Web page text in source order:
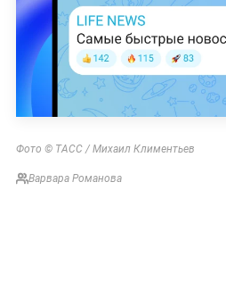
Фото © ТАСС / Михаил Климентьев
Варвара Романова